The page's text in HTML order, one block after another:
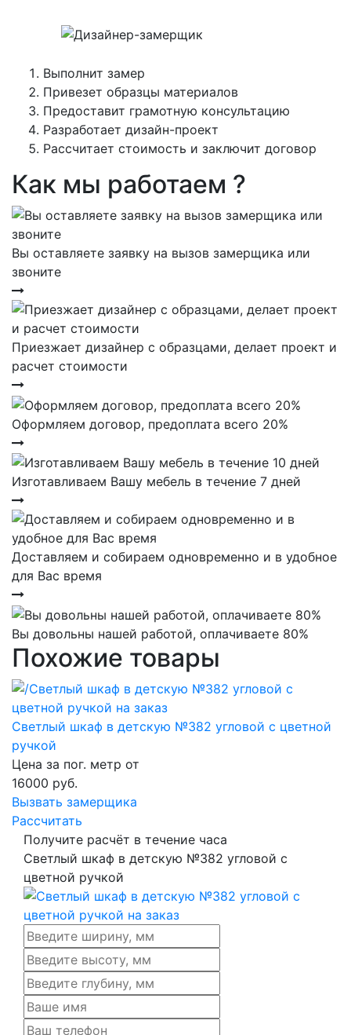
Выполнит замер
Привезет образцы материалов
Предоставит грамотную консультацию
Разработает дизайн-проект
Рассчитает стоимость и заключит договор
Как мы работаем ?
Вы оставляете заявку на вызов замерщика или
звоните
Приезжает дизайнер с образцами, делает проект и
расчет стоимости
Оформляем договор, предоплата всего 20%
Изготавливаем Вашу мебель в течение 7 дней
Доставляем и собираем одновременно и в удобное
для Вас время
Вы довольны нашей работой, оплачиваете 80%
Похожие товары
Светлый шкаф в детскую №382 угловой с цветной
ручкой
Цена за пог. метр от
16000 руб.
Вызвать замерщика
Рассчитать
Получите расчёт в течение часа
Светлый шкаф в детскую №382 угловой с
цветной ручкой